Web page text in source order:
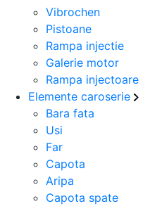
Vibrochen
Pistoane
Rampa injectie
Galerie motor
Rampa injectoare
Elemente caroserie
Bara fata
Usi
Far
Capota
Aripa
Capota spate